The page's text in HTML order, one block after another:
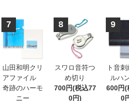
7
山田和明クリ
アファイル
奇跡のハーモ
ニー
8
スワロ音符つ
め切り
700円(税込77
0円)
9
ト音
ルハ
600円(
0